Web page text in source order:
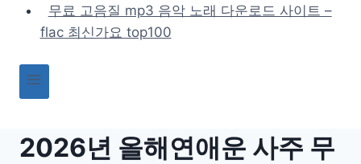
무료 고음질 mp3 음악 노래 다운로드 사이트 –
flac 최신가요 top100
2026년 올해연애운 사주 무